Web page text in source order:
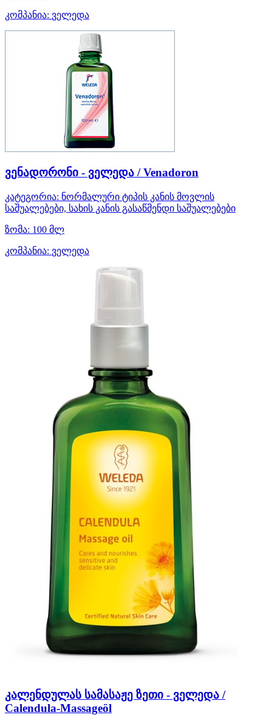
კომპანია: ველედა
ვენადორონი - ველედა / Venadoron
კატეგორია: ნორმალური ტიპის კანის მოვლის
საშუალებები, სახის კანის გასაწმენდი საშუალებები
ზომა: 100 მლ
კომპანია: ველედა
კალენდულას სამასაჟე ზეთი - ველედა /
Calendula-Massageöl